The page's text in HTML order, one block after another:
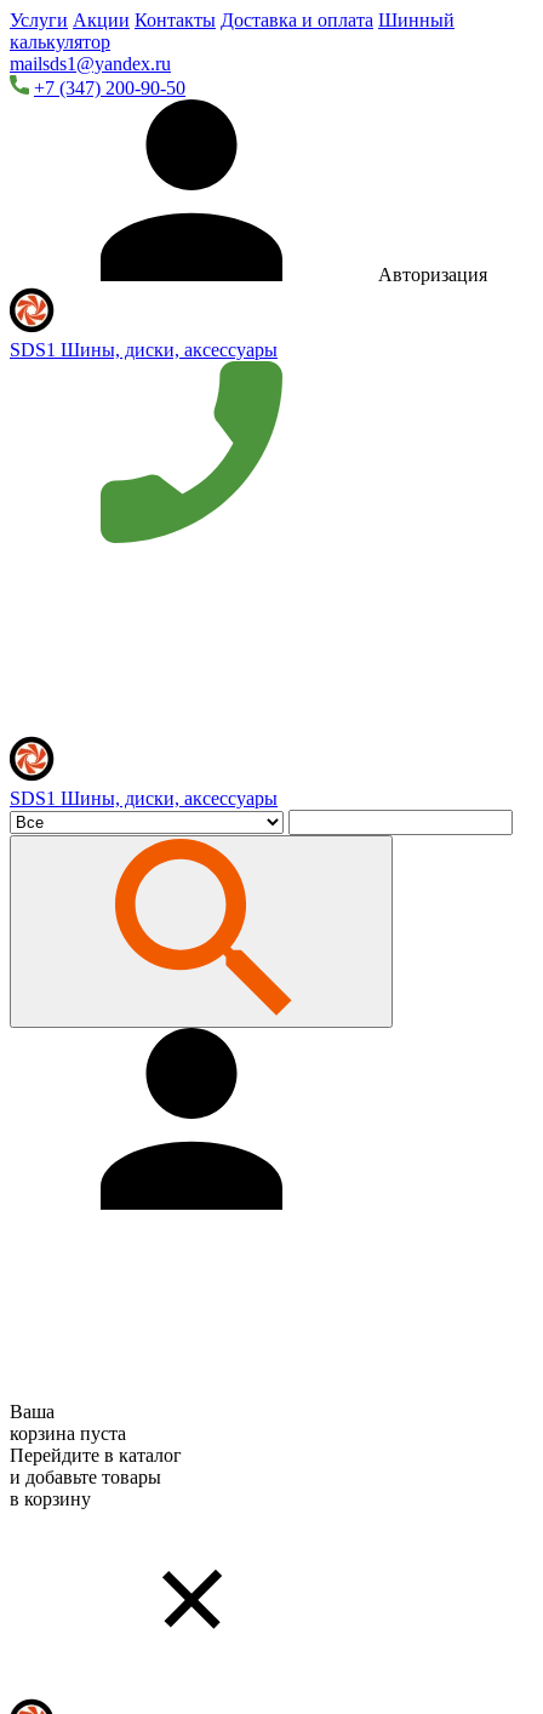
Услуги Акции Контакты Доставка и оплата Шинный
калькулятор
mailsds1@yandex.ru
+7 (347) 200-90-50
Авторизация
SDS1 Шины, диски, аксессуары
SDS1 Шины, диски, аксессуары
Ваша
корзина пуста
Перейдите в каталог
и добавьте товары
в корзину